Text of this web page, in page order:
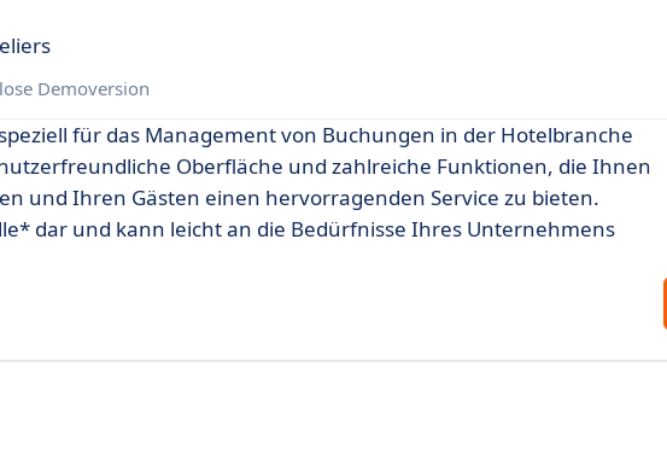
Demoversion
für das Management von Buchungen in der Hotelbranche
Oberfläche und zahlreiche Funktionen, die Ihnen
und Ihren Gästen einen hervorragenden Service zu bieten.
dar und kann leicht an die Bedürfnisse Ihres Unternehmens